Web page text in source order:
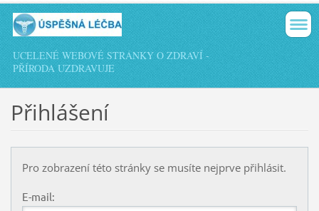
UCELENÉ WEBOVÉ STRÁNKY O ZDRAVÍ -
PŘÍRODA UZDRAVUJE
Přihlášení
Pro zobrazení této stránky se musíte nejprve přihlásit.
E-mail: